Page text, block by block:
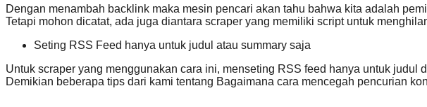
Dengan menambah backlink maka mesin pencari akan tahu bahwa kita adalah
Tetapi mohon dicatat, ada juga diantara scraper yang memiliki script untuk
Seting RSS Feed hanya untuk judul atau summary saja
Untuk scraper yang menggunakan cara ini, menseting RSS feed hanya untuk
Demikian beberapa tips dari kami tentang Bagaimana cara mencegah pencurian